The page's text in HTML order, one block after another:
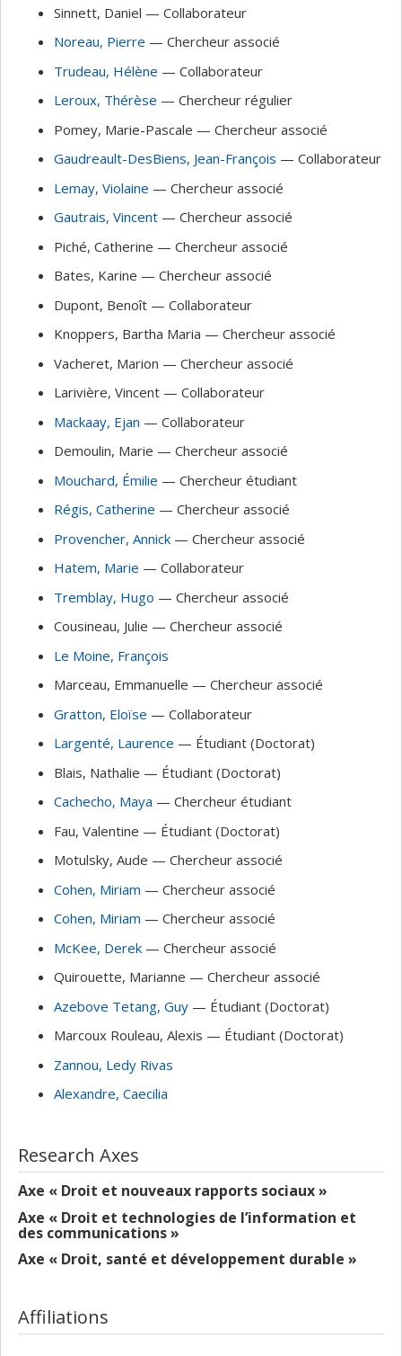
Sinnett, Daniel — Collaborateur
Noreau, Pierre — Chercheur associé
Trudeau, Hélène — Collaborateur
Leroux, Thérèse — Chercheur régulier
Pomey, Marie-Pascale — Chercheur associé
Gaudreault-DesBiens, Jean-François — Collaborateur
Lemay, Violaine — Chercheur associé
Gautrais, Vincent — Chercheur associé
Piché, Catherine — Chercheur associé
Bates, Karine — Chercheur associé
Dupont, Benoît — Collaborateur
Knoppers, Bartha Maria — Chercheur associé
Vacheret, Marion — Chercheur associé
Larivière, Vincent — Collaborateur
Mackaay, Ejan — Collaborateur
Demoulin, Marie — Chercheur associé
Mouchard, Émilie — Chercheur étudiant
Régis, Catherine — Chercheur associé
Provencher, Annick — Chercheur associé
Hatem, Marie — Collaborateur
Tremblay, Hugo — Chercheur associé
Cousineau, Julie — Chercheur associé
Le Moine, François
Marceau, Emmanuelle — Chercheur associé
Gratton, Eloïse — Collaborateur
Largenté, Laurence — Étudiant (Doctorat)
Blais, Nathalie — Étudiant (Doctorat)
Cachecho, Maya — Chercheur étudiant
Fau, Valentine — Étudiant (Doctorat)
Motulsky, Aude — Chercheur associé
Cohen, Miriam — Chercheur associé
Cohen, Miriam — Chercheur associé
McKee, Derek — Chercheur associé
Quirouette, Marianne — Chercheur associé
Azebove Tetang, Guy — Étudiant (Doctorat)
Marcoux Rouleau, Alexis — Étudiant (Doctorat)
Zannou, Ledy Rivas
Alexandre, Caecilia
Research Axes
Axe « Droit et nouveaux rapports sociaux »
Axe « Droit et technologies de l’information et
des communications »
Axe « Droit, santé et développement durable »
Affiliations